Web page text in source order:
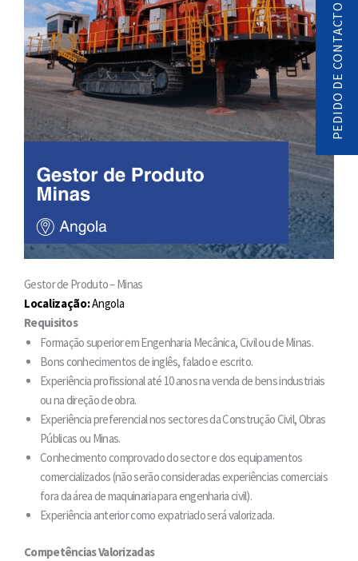
Gestor de Produto – Minas
Localização:Angola
Requisitos
Formação superior em Engenharia Mecânica, Civil ou de Minas.
Bons conhecimentos de inglês, falado e escrito.
Experiência profissional até 10 anos na venda de bens industriais
ou na direção de obra.
Experiência preferencial nos sectores da Construção Civil, Obras
Públicas ou Minas.
Conhecimento comprovado do sector e dos equipamentos
comercializados (não serão consideradas experiências comerciais
fora da área de maquinaria para engenharia civil).
Experiência anterior como expatriado será valorizada.
Competências Valorizadas
PEDIDO DE CONTACTO